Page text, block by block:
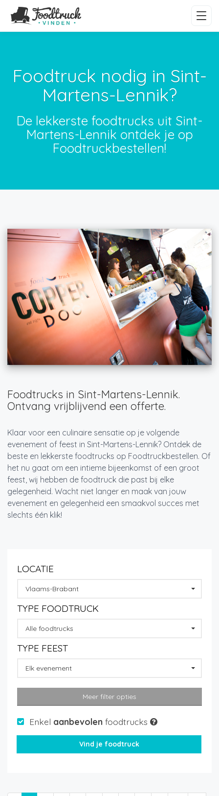
Foodtruck nodig in Sint-
Martens-Lennik?
De lekkerste foodtrucks uit Sint-
Martens-Lennik ontdek je op
Foodtruckbestellen!
Foodtrucks in Sint-Martens-Lennik.
Ontvang vrijblijvend een offerte.
Klaar voor een culinaire sensatie op je volgende
evenement of feest in Sint-Martens-Lennik? Ontdek de
beste en lekkerste foodtrucks op Foodtruckbestellen. Of
het nu gaat om een intieme bijeenkomst of een groot
feest, wij hebben de foodtruck die past bij elke
gelegenheid. Wacht niet langer en maak van jouw
evenement en gelegenheid een smaakvol succes met
slechts één klik!
LOCATIE
Vlaams-Brabant
TYPE FOODTRUCK
Alle foodtrucks
TYPE FEEST
Elk evenement
Meer filter opties
Enkel aanbevolen foodtrucks